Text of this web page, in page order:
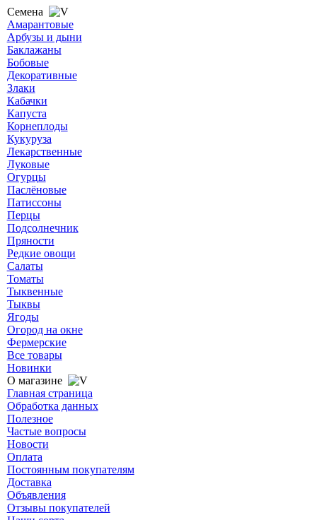
Семена
Амарантовые
Арбузы и дыни
Баклажаны
Бобовые
Декоративные
Злаки
Кабачки
Капуста
Корнеплоды
Кукуруза
Лекарственные
Луковые
Огурцы
Паслёновые
Патиссоны
Перцы
Подсолнечник
Пряности
Редкие овощи
Салаты
Томаты
Тыквенные
Тыквы
Ягоды
Огород на окне
Фермерские
Все товары
Новинки
О магазине
Главная страница
Обработка данных
Полезное
Частые вопросы
Новости
Оплата
Постоянным покупателям
Доставка
Объявления
Отзывы покупателей